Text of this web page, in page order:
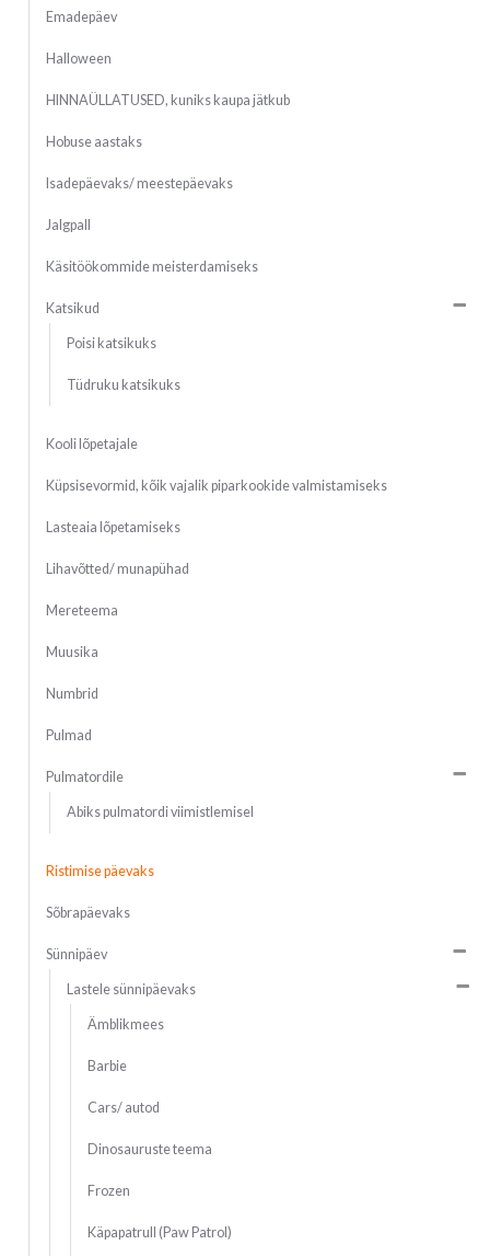
Emadepäev
Halloween
HINNAÜLLATUSED, kuniks kaupa jätkub
Hobuse aastaks
Isadepäevaks/ meestepäevaks
Jalgpall
Käsitöökommide meisterdamiseks
Katsikud
Poisi katsikuks
Tüdruku katsikuks
Kooli lõpetajale
Küpsisevormid, kõik vajalik piparkookide valmistamiseks
Lasteaia lõpetamiseks
Lihavõtted/ munapühad
Mereteema
Muusika
Numbrid
Pulmad
Pulmatordile
Abiks pulmatordi viimistlemisel
Ristimise päevaks
Sõbrapäevaks
Sünnipäev
Lastele sünnipäevaks
Ämblikmees
Barbie
Cars/ autod
Dinosauruste teema
Frozen
Käpapatrull (Paw Patrol)